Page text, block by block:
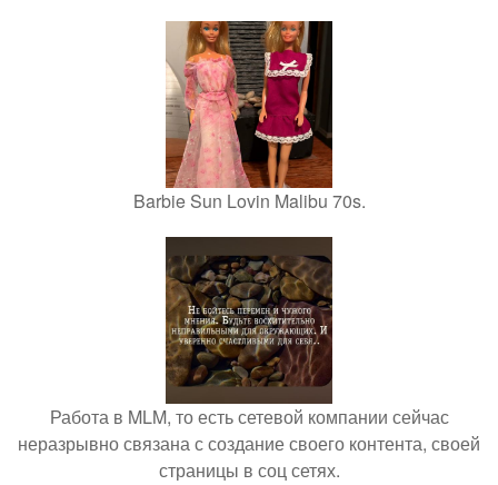
Barbie Sun Lovin Malibu 70s.
Работа в MLM, то есть сетевой компании сейчас
неразрывно связана с создание своего контента, своей
страницы в соц сетях.